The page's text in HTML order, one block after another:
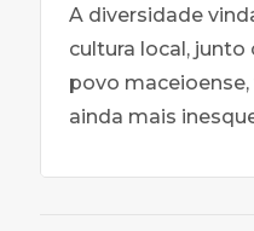
A diversidade
cultura local,
povo
ainda mais